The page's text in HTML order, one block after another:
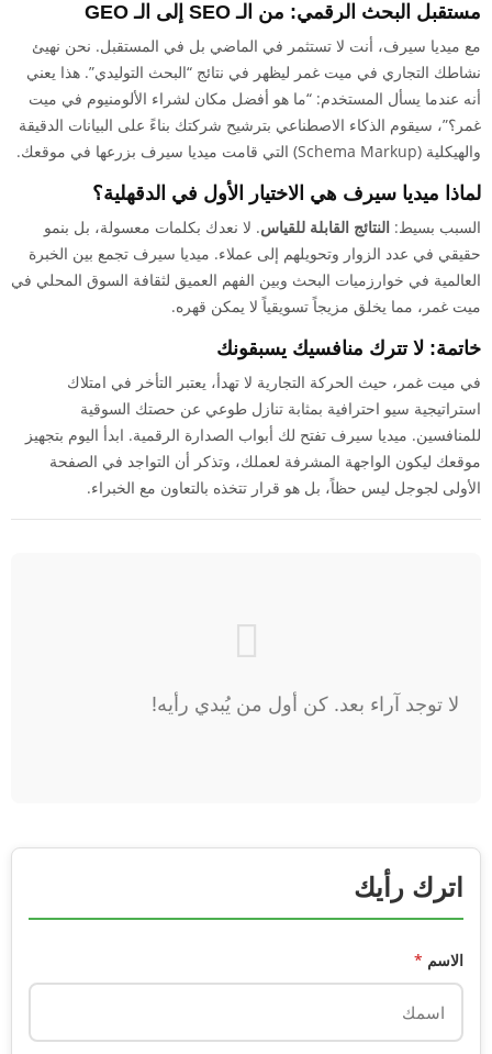
مستقبل البحث الرقمي: من الـ SEO إلى الـ GEO
مع ميديا سيرف، أنت لا تستثمر في الماضي بل في المستقبل. نحن نهيئ
نشاطك التجاري في ميت غمر ليظهر في نتائج “البحث التوليدي”. هذا يعني
أنه عندما يسأل المستخدم: “ما هو أفضل مكان لشراء الألومنيوم في ميت
غمر؟”، سيقوم الذكاء الاصطناعي بترشيح شركتك بناءً على البيانات الدقيقة
والهيكلية (Schema Markup) التي قامت ميديا سيرف بزرعها في موقعك.
لماذا ميديا سيرف هي الاختيار الأول في الدقهلية؟
السبب بسيط: النتائج القابلة للقياس. لا نعدك بكلمات معسولة، بل بنمو
حقيقي في عدد الزوار وتحويلهم إلى عملاء. ميديا سيرف تجمع بين الخبرة
العالمية في خوارزميات البحث وبين الفهم العميق لثقافة السوق المحلي في
ميت غمر، مما يخلق مزيجاً تسويقياً لا يمكن قهره.
خاتمة: لا تترك منافسيك يسبقونك
في ميت غمر، حيث الحركة التجارية لا تهدأ، يعتبر التأخر في امتلاك
استراتيجية سيو احترافية بمثابة تنازل طوعي عن حصتك السوقية
للمنافسين. ميديا سيرف تفتح لك أبواب الصدارة الرقمية. ابدأ اليوم بتجهيز
موقعك ليكون الواجهة المشرفة لعملك، وتذكر أن التواجد في الصفحة
الأولى لجوجل ليس حظاً، بل هو قرار تتخذه بالتعاون مع الخبراء.
لا توجد آراء بعد. كن أول من يُبدي رأيه!
اترك رأيك
الاسم *